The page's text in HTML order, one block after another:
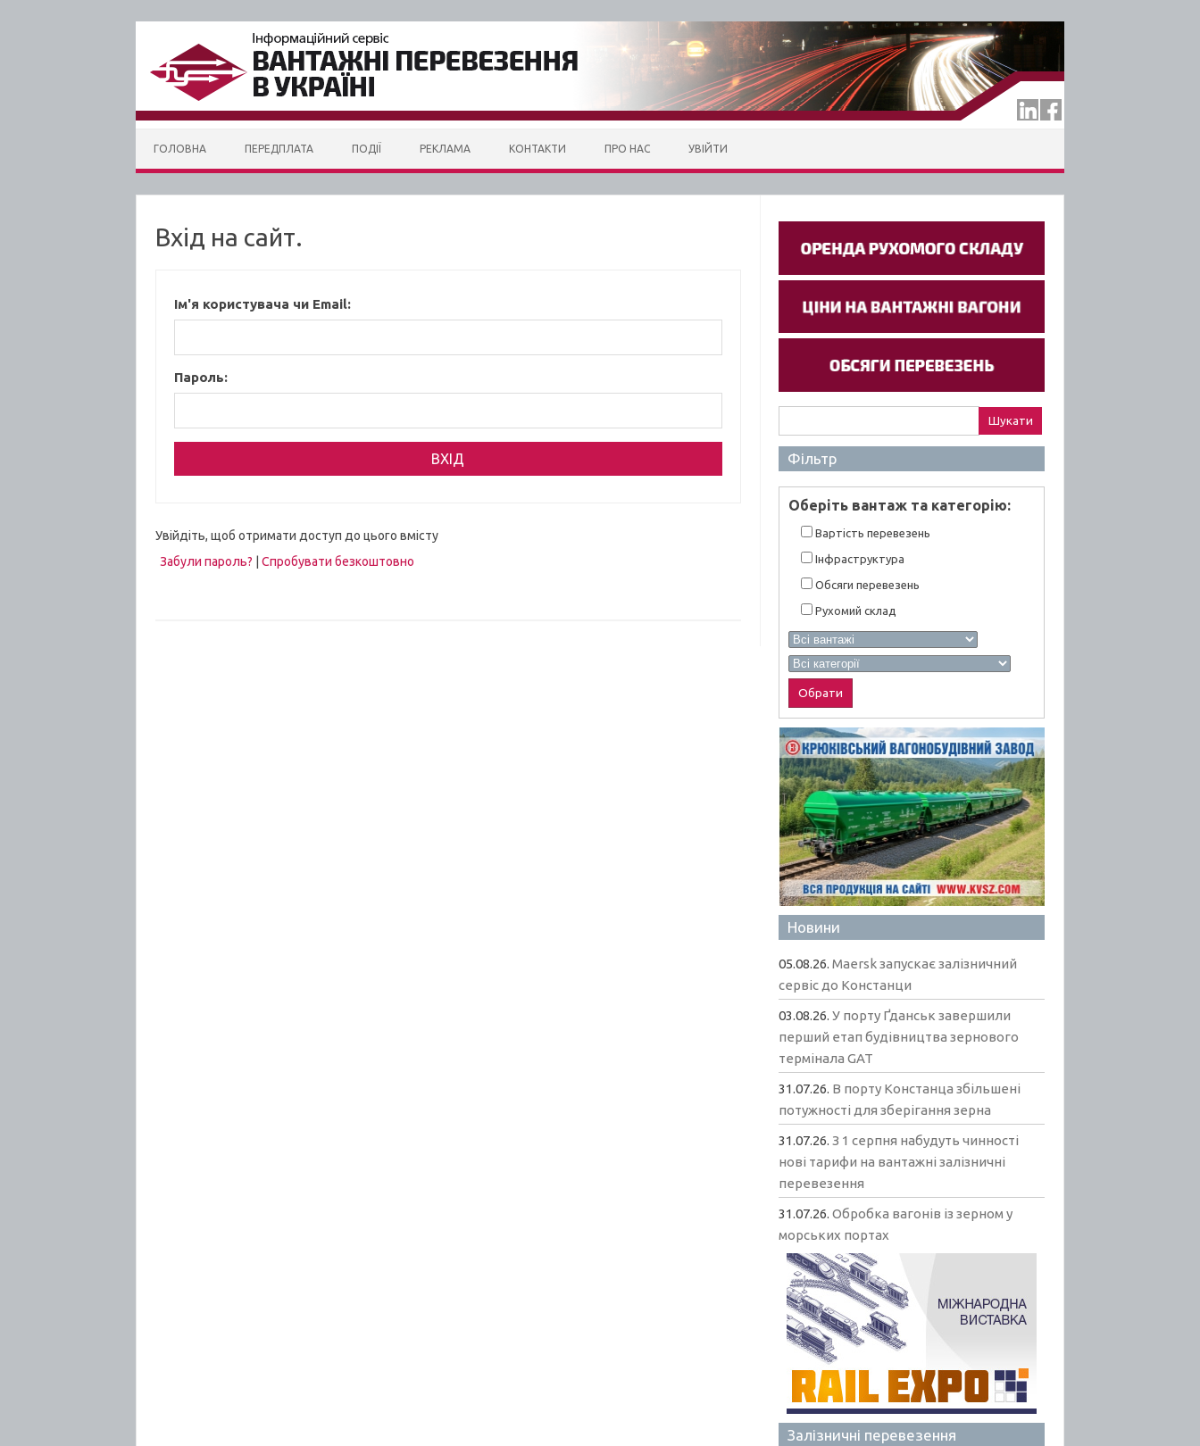
ГОЛОВНА ПЕРЕДПЛАТА ПОДІЇ РЕКЛАМА КОНТАКТИ ПРО НАС УВІЙТИ
Вхід на сайт.
Ім'я користувача чи Email:
Пароль:
Увійдіть, щоб отримати доступ до цього вмісту
Забули пароль?
Спробувати безкоштовно
Фільтр
Оберiть вантаж та категорiю:
Вартiсть перевезень
Інфраструктура
Обсяги перевезень
Рухомий склад
Новини
05.08.26.Maersk запускає залізничний
сервіс до Констанци
03.08.26.У порту Ґданськ завершили
перший етап будівництва зернового
термінала GAT
31.07.26. В порту Констанца збільшені
потужності для зберігання зерна
31.07.26.З 1 серпня набудуть чинності
нові тарифи на вантажні залізничні
перевезення
31.07.26.Обробка вагонів із зерном у
морських портах
Залізничні перевезення